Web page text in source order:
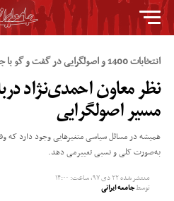
انتخابات 1400 و اصولگرایی در گفت و گو با جامعه ایرانی:
نظر معاون احمدی‌نژاد
مسیر اصولگرایی
همیشه در مسائل سیاسی متغیرهایی وجود دارد که
به‌صورت کلی و نسبی تغییرمی دهد.
منتشر شده۲۲ دی ۹۷, ساعت: ۱۴:۰۰
توسطجامعه ایرانی